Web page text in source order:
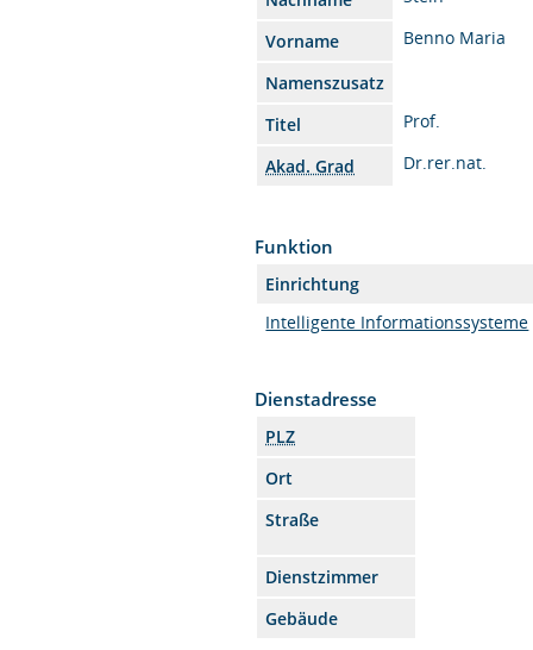
Vorname
Benno Maria
Namenszusatz
Titel
Prof.
Akad. Grad
Dr.rer.nat.
Funktion
Einrichtung
Intelligente Informationssysteme
Dienstadresse
PLZ
Ort
Straße
Dienstzimmer
Gebäude